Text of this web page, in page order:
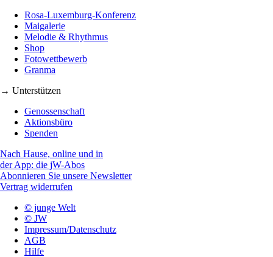
Rosa-Luxemburg-Konferenz
Maigalerie
Melodie & Rhythmus
Shop
Fotowettbewerb
Granma
→ Unterstützen
Genossenschaft
Aktionsbüro
Spenden
Nach Hause, online und in
der App: die jW-Abos
Abonnieren Sie unsere Newsletter
Vertrag widerrufen
© junge Welt
© JW
Impressum/Datenschutz
AGB
Hilfe